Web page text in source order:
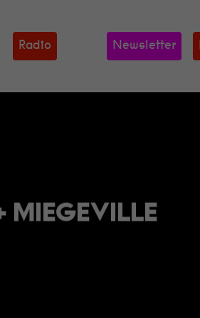
Radio Newsletter
MIEGEVILLE